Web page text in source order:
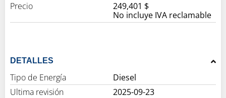
Precio
249,401 $
No incluye IVA reclamable
DETALLES
Tipo de Energía
Diesel
Ultima revisión
2025-09-23